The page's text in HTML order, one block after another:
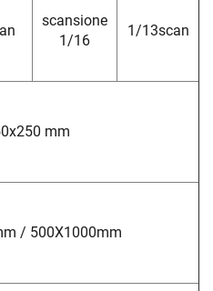
scansione
1/16
1/13scan
mm
/ 500X1000mm